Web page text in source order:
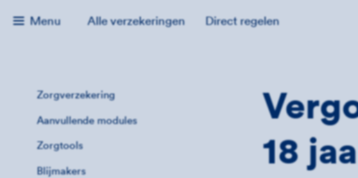
Menu Alle verzekeringen Direct regelen
Zorgverzekering
Aanvullende modules
Zorgtools
Blijmakers
18